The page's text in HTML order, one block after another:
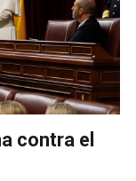
contra el